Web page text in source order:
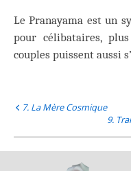
Le Pranayama est un
pour célibataires,
couples puissent aussi
7. La Mère Cosmique
9.